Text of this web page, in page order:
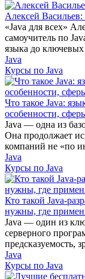
Алексей Васильев:
«Java для всех»
самоучитель по
языка до ключевых
Java
Курсы по Java
Что такое Java:
особенности,
Java — одна из
Она продолжает
компаний не «по
Java
Курсы по Java
Кто такой Java-
нужны, где
Java — один из
серверного
предсказуемость,
Java
Курсы по Java